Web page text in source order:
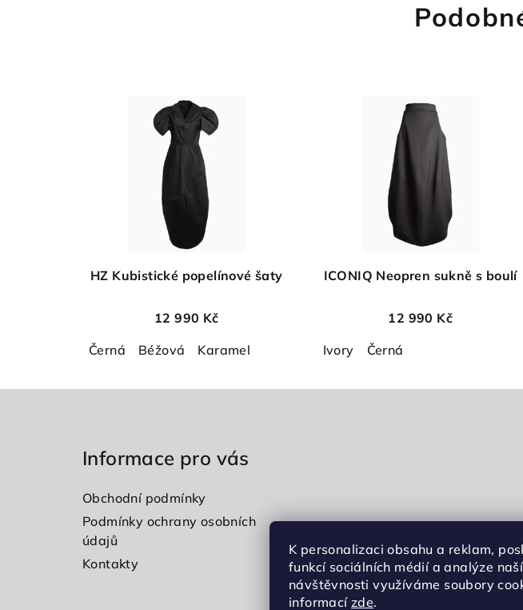
K personalizaci obsahu a reklam,
funkcí sociálních médií a analýze naší
návštěvnosti využíváme soubory
informacízde.
HZ Kubistické popelínové šaty
12 990 Kč
Černá
Béžová Karamel
ICONIQ Neopren sukně s boulí
12 990 Kč
Ivory
Černá
Informace pro vás
Obchodní podmínky
Podmínky ochrany osobních
údajů
Kontakty